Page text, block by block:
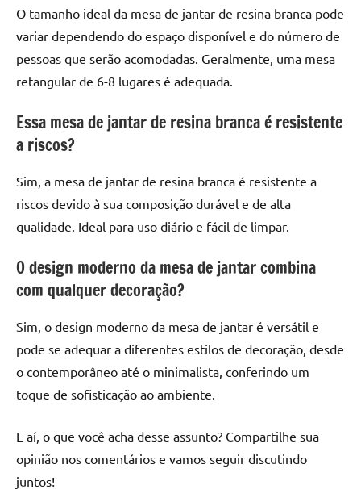
O tamanho ideal da mesa de jantar de resina branca pode
variar dependendo do espaço disponível e do número de
pessoas que serão acomodadas. Geralmente, uma mesa
retangular de 6-8 lugares é adequada.
Essa mesa de jantar de resina branca é resistente
a riscos?
Sim, a mesa de jantar de resina branca é resistente a
riscos devido à sua composição durável e de alta
qualidade. Ideal para uso diário e fácil de limpar.
O design moderno da mesa de jantar combina
com qualquer decoração?
Sim, o design moderno da mesa de jantar é versátil e
pode se adequar a diferentes estilos de decoração, desde
o contemporâneo até o minimalista, conferindo um
toque de sofisticação ao ambiente.
E aí, o que você acha desse assunto? Compartilhe sua
opinião nos comentários e vamos seguir discutindo
juntos!